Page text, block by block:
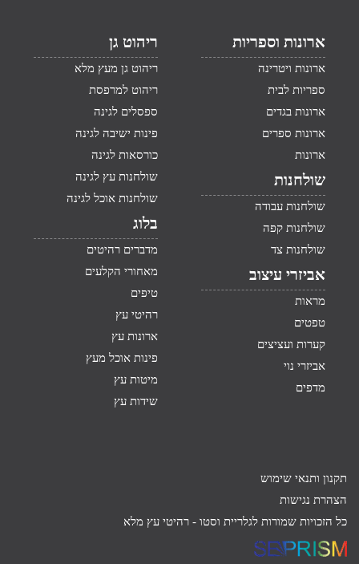
ארונות וספריות
ארונות ויטרינה
ספריות לבית
ארונות בגדים
ארונות ספרים
ארונות
שולחנות
שולחנות עבודה
שולחנות קפה
שולחנות צד
אביזרי עיצוב
מראות
טפטים
קערות ועציצים
אביזרי נוי
מדפים
ריהוט גן
ריהוט גן מעץ מלא
ריהוט למרפסת
ספסלים לגינה
פינות ישיבה לגינה
כורסאות לגינה
שולחנות עץ לגינה
שולחנות אוכל לגינה
בלוג
מדברים רהיטים
מאחורי הקלעים
טיפים
רהיטי עץ
ארונות עץ
פינות אוכל מעץ
מיטות עץ
שידות עץ
תקנון ותנאי שימוש
הצהרת נגישות
כל הזכויות שמורות לגלריית וסטו - רהיטי עץ מלא